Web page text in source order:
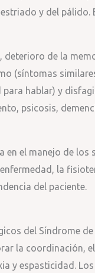
y del
de la
(síntomas
hablar) y
psicosis,
en el manejo de los
la
del paciente.
del Síndrome
la coordinación,
y espasticidad.